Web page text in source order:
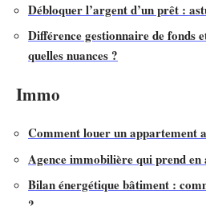
Débloquer l’argent d’un prêt :
Différence gestionnaire de fonds
quelles nuances ?
Immo
Comment louer un appartement
Agence immobilière qui prend en
Bilan énergétique bâtiment :